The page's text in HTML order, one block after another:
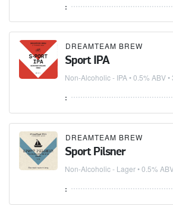
:
DREAMTEAM BREW
Sport IPA
Non-Alcoholic - IPA• 0.5% ABV •
:
DREAMTEAM BREW
Sport Pilsner
Non-Alcoholic - Lager• 0.5%
: